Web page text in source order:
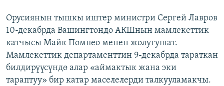
Орусиянын тышкы иштер министри Сергей Лавров
10-декабрда Вашингтондо АКШнын мамлекеттик
катчысы Майк Помпео менен жолугушат.
Мамлекеттик департаменттин 9-декабрда тараткан
билдирүүсүндө алар «аймактык жана эки
тараптуу» бир катар маселелерди талкууламакчы.